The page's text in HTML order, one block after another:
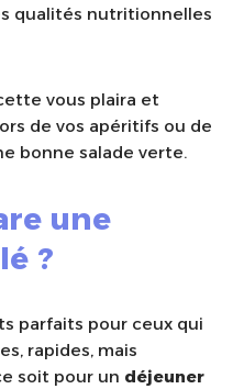
qualités nutritionnelles
vous plaira et
de vos apéritifs ou de
bonne salade verte.
une
?
parfaits pour ceux qui
rapides, mais
soit pour un déjeuner